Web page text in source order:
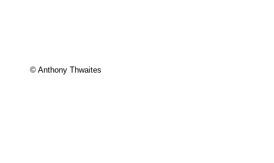
© Anthony Thwaites